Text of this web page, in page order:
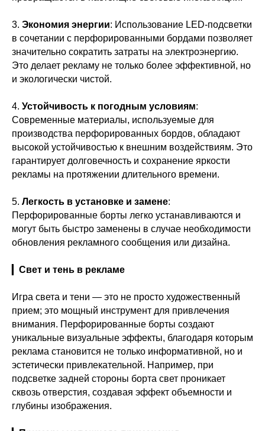
3. Экономия энергии: Использование LED-подсветки
в сочетании с перфорированными бордами позволяет
значительно сократить затраты на электроэнергию.
Это делает рекламу не только более эффективной, но
и экологически чистой.
4. Устойчивость к погодным условиям:
Современные материалы, используемые для
производства перфорированных бордов, обладают
высокой устойчивостью к внешним воздействиям. Это
гарантирует долговечность и сохранение яркости
рекламы на протяжении длительного времени.
5. Легкость в установке и замене:
Перфорированные борты легко устанавливаются и
могут быть быстро заменены в случае необходимости
обновления рекламного сообщения или дизайна.
Свет и тень в рекламе
Игра света и тени — это не просто художественный
прием; это мощный инструмент для привлечения
внимания. Перфорированные борты создают
уникальные визуальные эффекты, благодаря которым
реклама становится не только информативной, но и
эстетически привлекательной. Например, при
подсветке задней стороны борта свет проникает
сквозь отверстия, создавая эффект объемности и
глубины изображения.